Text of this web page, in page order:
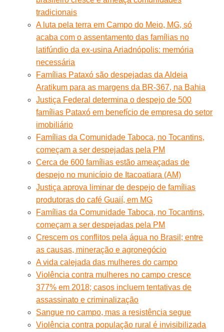
tradicionais
A luta pela terra em Campo do Meio, MG, só
acaba com o assentamento das famílias no
latifúndio da ex-usina Ariadnópolis: memória
necessária
Famílias Pataxó são despejadas da Aldeia
Aratikum para as margens da BR-367, na Bahia
Justiça Federal determina o despejo de 500
famílias Pataxó em benefício de empresa do setor
imobiliário
Famílias da Comunidade Taboca, no Tocantins,
começam a ser despejadas pela PM
Cerca de 600 famílias estão ameaçadas de
despejo no município de Itacoatiara (AM)
Justiça aprova liminar de despejo de famílias
produtoras do café Guaií, em MG
Famílias da Comunidade Taboca, no Tocantins,
começam a ser despejadas pela PM
Crescem os conflitos pela água no Brasil; entre
as causas, mineração e agronegócio
A vida calejada das mulheres do campo
Violência contra mulheres no campo cresce
377% em 2018; casos incluem tentativas de
assassinato e criminalização
Sangue no campo, mas a resistência segue
Violência contra população rural é invisibilizada